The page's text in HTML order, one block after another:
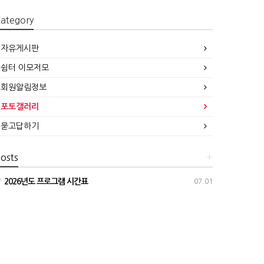
자유게시판
쉼터 이모저모
회원알림정보
포토갤러리
묻고답하기
+
07.01
2026년도 프로그램 시간표